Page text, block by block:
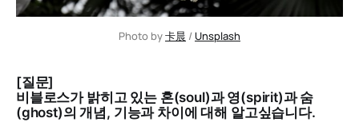
Photo by 卡晨 / Unsplash
[질문]
비블로스가 밝히고 있는 혼(soul)과 영(spirit)과 숨
(ghost)의 개념, 기능과 차이에 대해 알고싶습니다.